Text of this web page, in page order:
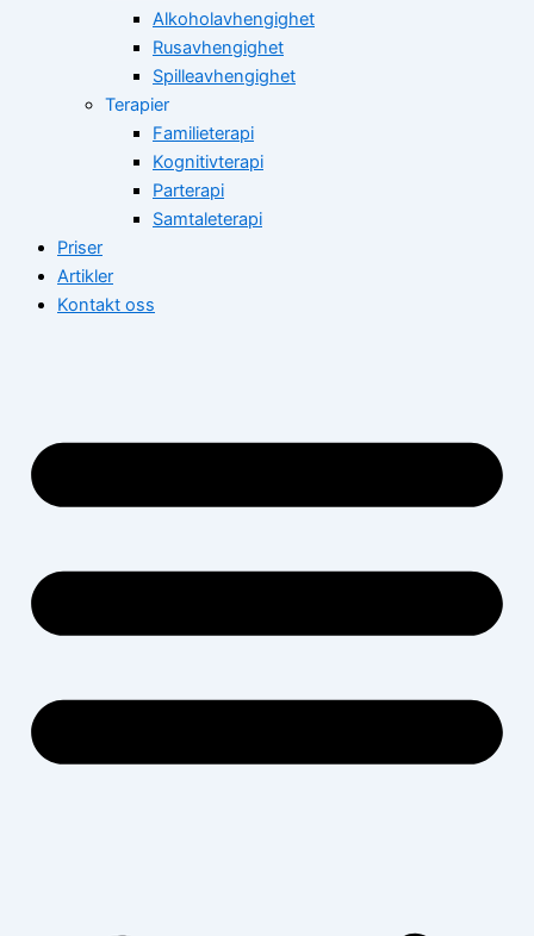
Alkoholavhengighet
Rusavhengighet
Spilleavhengighet
Terapier
Familieterapi
Kognitivterapi
Parterapi
Samtaleterapi
Priser
Artikler
Kontakt oss